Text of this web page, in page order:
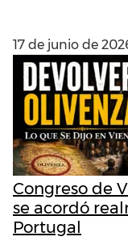
17 de junio de
Congreso de
se acordó
Portugal